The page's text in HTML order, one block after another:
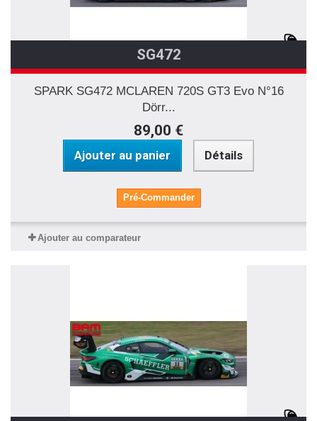
SG472
SPARK SG472 MCLAREN 720S GT3 Evo N°16
Dörr...
89,00 €
Ajouter au panier Détails
Pré-Commander
Ajouter au comparateur